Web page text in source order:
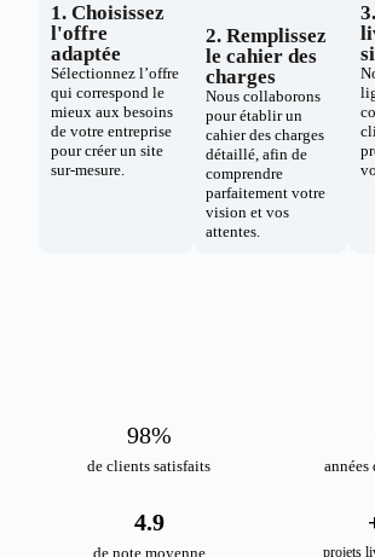
1. Choisissez
l'offre
adaptée
Sélectionnez l’offre
qui correspond le
mieux aux besoins
de votre entreprise
pour créer un site
sur-mesure.
2. Remplissez
le cahier des
charges
Nous collaborons
pour établir un
cahier des charges
détaillé, afin de
comprendre
parfaitement votre
vision et vos
attentes.
de clients satisfaits
98%
années
de note moyenne
4.9
projets